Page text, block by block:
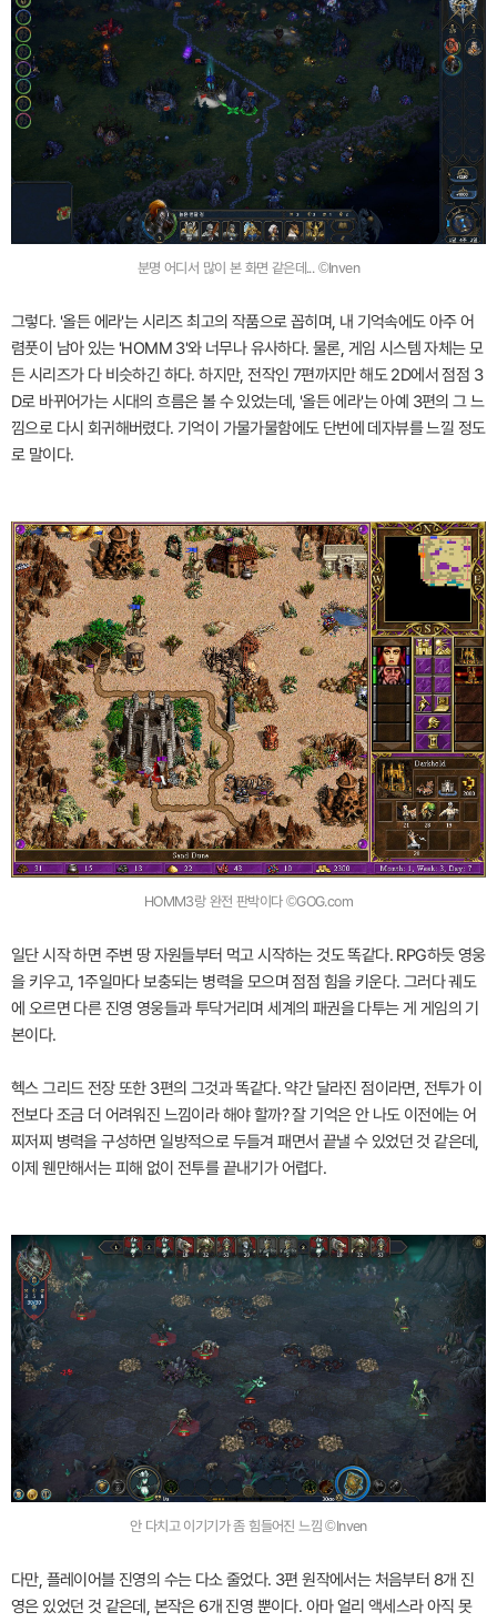
분명 어디서 많이 본 화면 같은데... ©Inven
그렇다. '올든 에라'는 시리즈 최고의 작품으로 꼽히며, 내 기억속에도 아주 어
렴풋이 남아 있는 'HOMM 3'와 너무나 유사하다. 물론, 게임 시스템 자체는 모
든 시리즈가 다 비슷하긴 하다. 하지만, 전작인 7편까지만 해도 2D에서 점점 3
D로 바뀌어가는 시대의 흐름은 볼 수 있었는데, '올든 에라'는 아예 3편의 그 느
낌으로 다시 회귀해버렸다. 기억이 가물가물함에도 단번에 데자뷰를 느낄 정도
로 말이다.
HOMM3랑 완전 판박이다 ©GOG.com
일단 시작 하면 주변 땅 자원들부터 먹고 시작하는 것도 똑같다. RPG하듯 영웅
을 키우고, 1주일마다 보충되는 병력을 모으며 점점 힘을 키운다. 그러다 궤도
에 오르면 다른 진영 영웅들과 투닥거리며 세계의 패권을 다투는 게 게임의 기
본이다.
헥스 그리드 전장 또한 3편의 그것과 똑같다. 약간 달라진 점이라면, 전투가 이
전보다 조금 더 어려워진 느낌이라 해야 할까? 잘 기억은 안 나도 이전에는 어
찌저찌 병력을 구성하면 일방적으로 두들겨 패면서 끝낼 수 있었던 것 같은데,
이제 웬만해서는 피해 없이 전투를 끝내기가 어렵다.
안 다치고 이기기가 좀 힘들어진 느낌 ©Inven
다만, 플레이어블 진영의 수는 다소 줄었다. 3편 원작에서는 처음부터 8개 진
영은 있었던 것 같은데, 본작은 6개 진영 뿐이다. 아마 얼리 액세스라 아직 못